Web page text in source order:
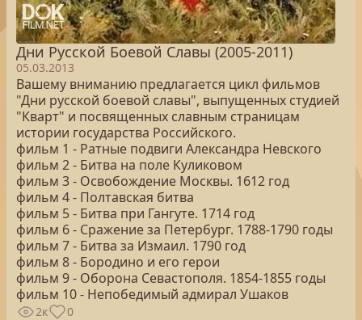
Дни Русской Боевой Славы (2005-2011)
05.03.2013
Вашему вниманию предлагается цикл фильмов
"Дни русской боевой славы", выпущенных студией
"Кварт" и посвященных славным страницам
истории государства Российского.
фильм 1 - Ратные подвиги Александра Невского
фильм 2 - Битва на поле Куликовом
фильм 3 - Освобождение Москвы. 1612 год
фильм 4 - Полтавская битва
фильм 5 - Битва при Гангуте. 1714 год
фильм 6 - Сражение за Петербург. 1788-1790 годы
фильм 7 - Битва за Измаил. 1790 год
фильм 8 - Бородино и его герои
фильм 9 - Оборона Севастополя. 1854-1855 годы
фильм 10 - Непобедимый адмирал Ушаков
2к 0